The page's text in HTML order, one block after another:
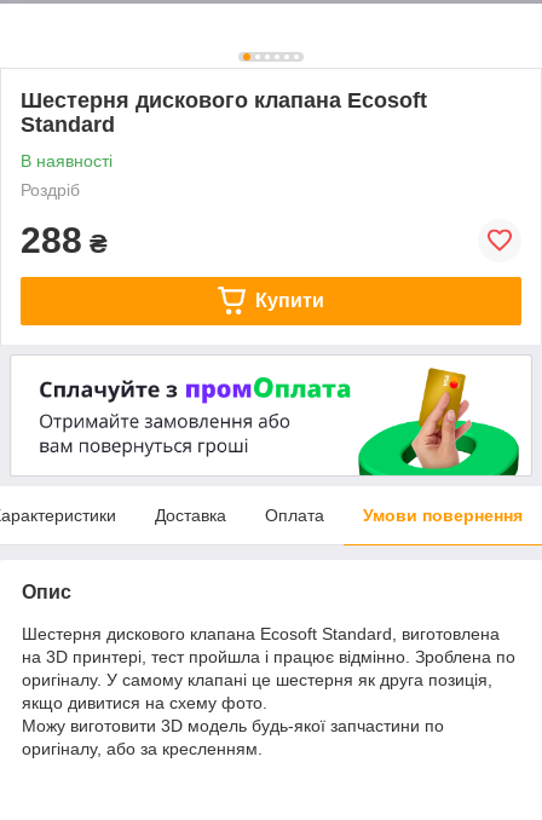
Шестерня дискового клапана Ecosoft
Standard
В наявності
Роздріб
288 ₴
Купити
Доставка Оплата Умови повернення
Опис
Шестерня дискового клапана Ecosoft Standard, виготовлена ​​
на 3D принтері, тест пройшла і працює відмінно. Зроблена по
оригіналу. У самому клапані це шестерня як друга позиція,
якщо дивитися на схему фото.
Можу виготовити 3D модель будь-якої запчастини по
оригіналу, або за кресленням.